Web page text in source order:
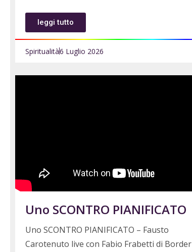
leggi tutto
Spiritualità6 Luglio 2026
Uno SCONTRO PIANIFICATO
Uno SCONTRO PIANIFICATO – Fausto
Carotenuto live con Fabio Frabetti di Border